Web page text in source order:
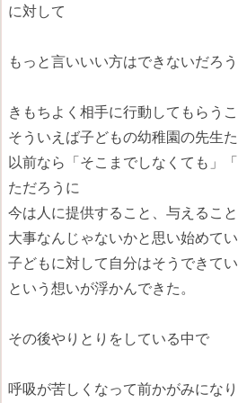
に対して
もっと言いいい方はできないだろう
きもちよく相手に行動してもらうこ
そういえば子どもの幼稚園の先生
以前なら「そこまでしなくても」
ただろうに
今は人に提供すること、与えるこ
大事なんじゃないかと思い始めてい
子どもに対して自分はそうできてい
という想いが浮かんできた。
その後やりとりをしている中で
呼吸が苦しくなって前かがみになり